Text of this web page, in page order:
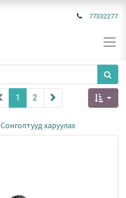
77332277
1 2
Сонголтууд харуулах